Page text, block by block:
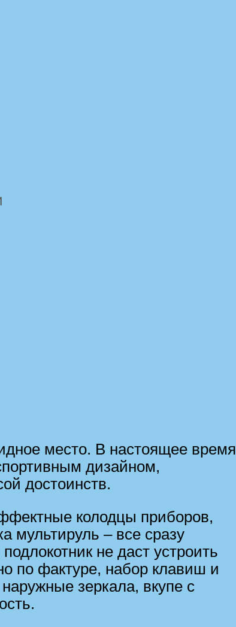
место. В настоящее время
дизайном,
достоинств.
колодцы приборов,
мультируль – все сразу
не даст устроить
по фактуре, набор клавиш и
зеркала, вкупе с